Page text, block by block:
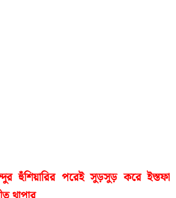
হুঁশিয়ারির পরেই সুড়সুড় করে ইস্তফা